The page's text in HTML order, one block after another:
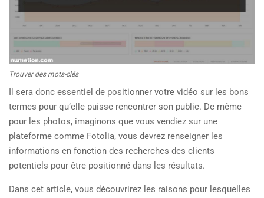
Trouver des mots-clés
Il sera donc essentiel de positionner votre vidéo sur les bons
termes pour qu’elle puisse rencontrer son public. De même
pour les photos, imaginons que vous vendiez sur une
plateforme comme Fotolia, vous devrez renseigner les
informations en fonction des recherches des clients
potentiels pour être positionné dans les résultats.
Dans cet article, vous découvrirez les raisons pour lesquelles